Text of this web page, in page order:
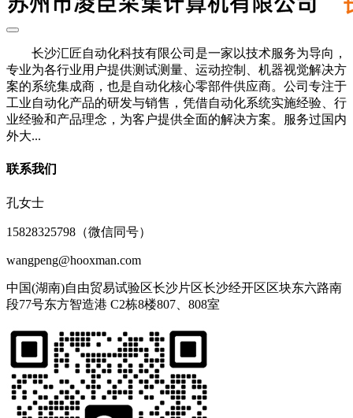
长沙汇匠自动化科技有限公司是一家以技术服务为导向，
专业为各行业用户提供测试测量、运动控制、机器视觉解决方
案的系统集成商，也是自动化核心零部件供应商。公司专注于
工业自动化产品的研发与销售，凭借自动化系统实施经验、行
业经验和产品理念，为客户提供全面的解决方案。服务过国内
外大...
联系我们
孔女士
15828325798（微信同号）
wangpeng@hooxman.com
中国(湖南)自由贸易试验区长沙片区长沙经开区区块东六路南
段77号东方智造港 C2栋8楼807、808室